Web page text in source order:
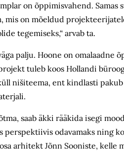
on õppimisvahend. Samas
mis on mõeldud
tegemiseks,“ arvab ta.
palju. Hoone on omalaadne
tuleb koos Hollandi
nišiteema, ent kindlasti
saab äkki rääkida isegi
odavamaks ning
arhitekt Jõnn Sooniste, kelle